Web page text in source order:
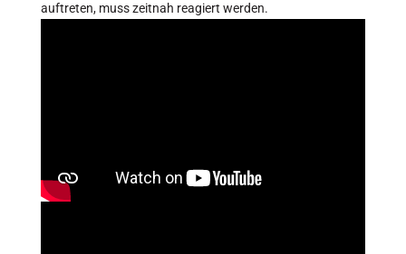
auftreten, muss zeitnah reagiert werden.